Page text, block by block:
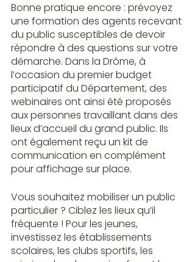
Bonne pratique encore : prévoyez
une formation des agents recevant
du public susceptibles de devoir
répondre à des questions sur votre
démarche. Dans la Drôme, à
l’occasion du premier budget
participatif du Département, des
webinaires ont ainsi été proposés
aux personnes travaillant dans des
lieux d’accueil du grand public. Ils
ont également reçu un kit de
communication en complément
pour affichage sur place.
Vous souhaitez mobiliser un public
particulier ? Ciblez les lieux qu’il
fréquente ! Pour les jeunes,
investissez les établissements
scolaires, les clubs sportifs, les